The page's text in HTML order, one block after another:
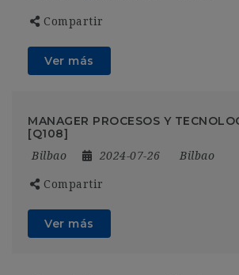
Compartir
Ver más
MANAGER PROCESOS Y
[Q108]
Bilbao 2024-07-26 Bilbao
Compartir
Ver más